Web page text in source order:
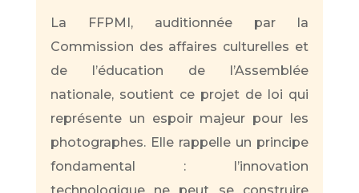
La FFPMI, auditionnée par la
Commission des affaires culturelles et
de l’éducation de l’Assemblée
nationale, soutient ce projet de loi qui
représente un espoir majeur pour les
photographes. Elle rappelle un principe
fondamental : l’innovation